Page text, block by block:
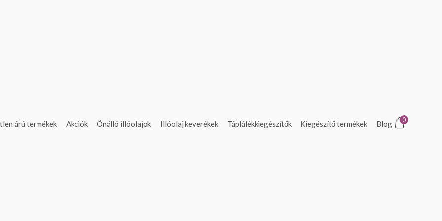
árú termékek Akciók Önálló illóolajok Illóolaj keverékek Táplálékkiegészítők Kiegészítő termékek Blog 0